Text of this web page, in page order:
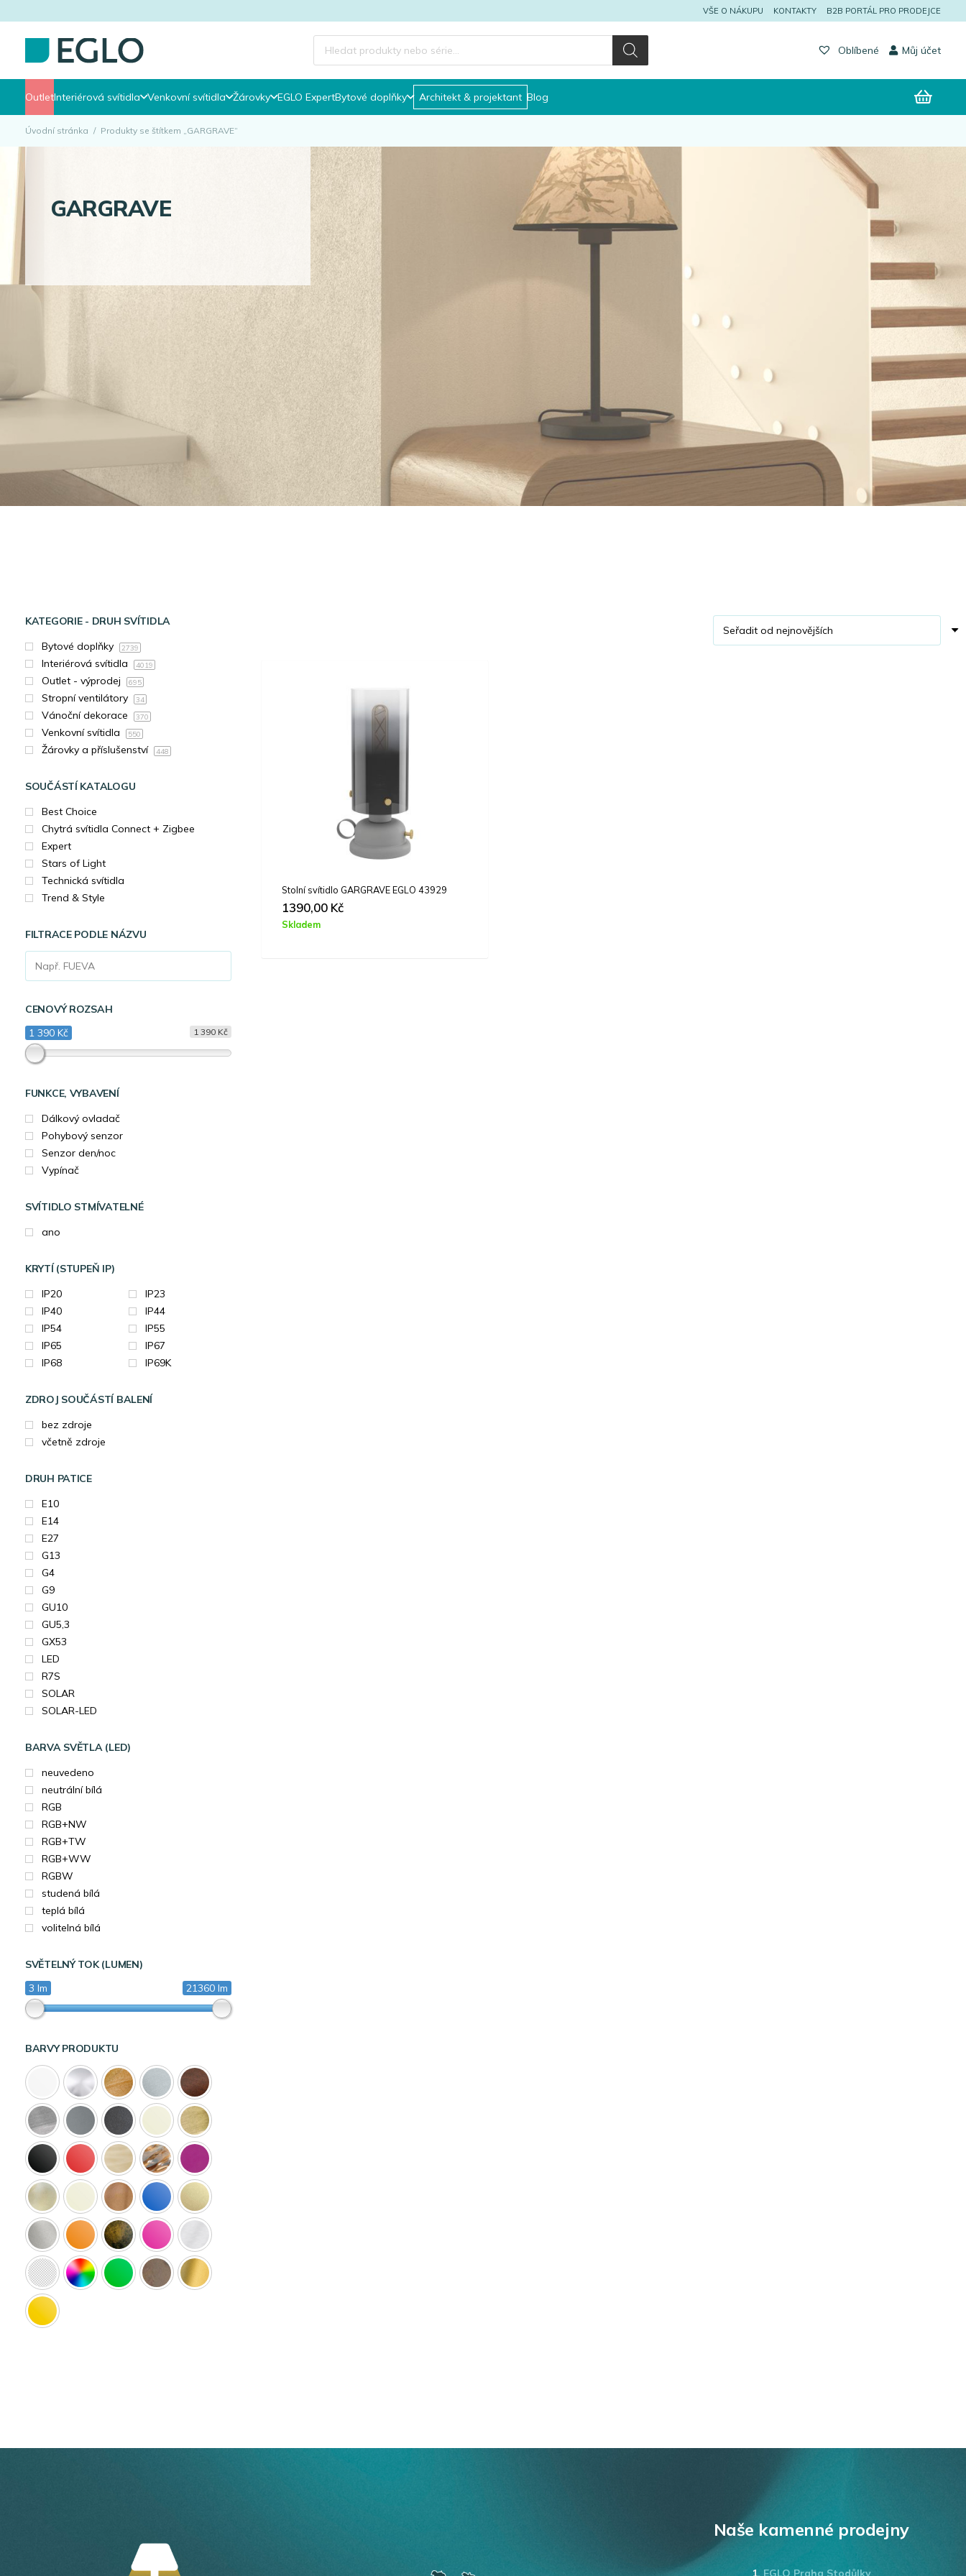
VŠE O NÁKUPU KONTAKTY B2B PORTÁL PRO PRODEJCE
Products
search
Oblíbené Můj účet
OutletInteriérová svítidla Venkovní svítidla Žárovky EGLO ExpertBytové doplňky Architekt & projektant Blog
Úvodní stránka / Produkty se štítkem „GARGRAVE“
GARGRAVE
KATEGORIE - DRUH SVÍTIDLA
Bytové doplňky
2739
Interiérová svítidla 4019
Outlet - výprodej 695
Stropní ventilátory 34
Vánoční dekorace 370
Venkovní svítidla 550
Žárovky a příslušenství 448
SOUČÁSTÍ KATALOGU
Best Choice
Chytrá svítidla Connect + Zigbee
Expert
Stars of Light
Technická svítidla
Trend & Style
FILTRACE PODLE NÁZVU
CENOVÝ ROZSAH
1 390 Kč
1 390 Kč
FUNKCE, VYBAVENÍ
Dálkový ovladač
Pohybový senzor
Senzor den/noc
Vypínač
SVÍTIDLO STMÍVATELNÉ
ano
KRYTÍ (STUPEŇ IP)
IP20
IP23
IP40
IP44
IP54
IP55
IP65
IP67
IP68
IP69K
ZDROJ SOUČÁSTÍ BALENÍ
bez zdroje
včetně zdroje
DRUH PATICE
E10
E14
E27
G13
G4
G9
GU10
GU5,3
GX53
LED
R7S
SOLAR
SOLAR-LED
BARVA SVĚTLA (LED)
neuvedeno
neutrální bílá
RGB
RGB+NW
RGB+TW
RGB+WW
RGBW
studená bílá
teplá bílá
volitelná bílá
SVĚTELNÝ TOK (LUMEN)
3 lm
21360 lm
BARVY PRODUKTU
Stolní svítidlo GARGRAVE EGLO 43929
1390,00 Kč
Skladem
Naše kamenné prodejny
1. EGLO Praha Stodůlky